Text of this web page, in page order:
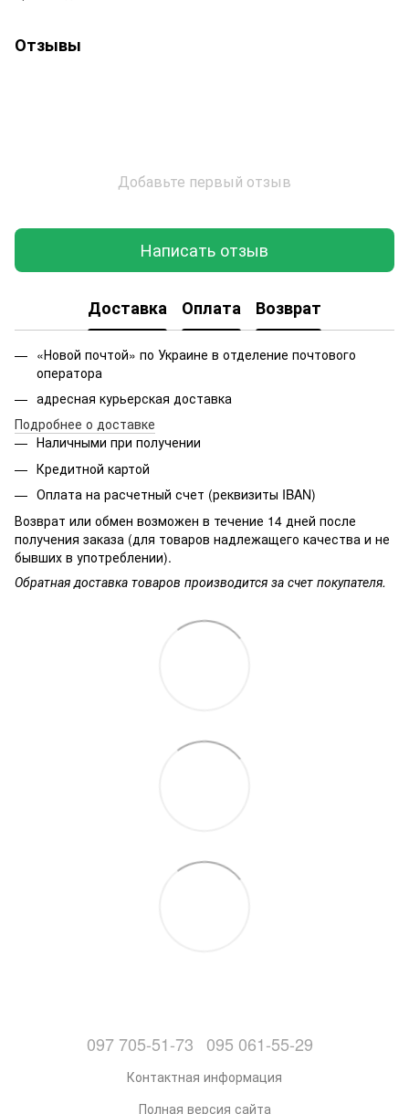
Отзывы
Добавьте первый отзыв
Написать отзыв
Доставка Оплата Возврат
«Новой почтой» по Украине в отделение почтового
оператора
адресная курьерская доставка
Подробнее о доставке
Наличными при получении
Кредитной картой
Оплата на расчетный счет (реквизиты IBAN)
Возврат или обмен возможен в течение 14 дней после
получения заказа (для товаров надлежащего качества и не
бывших в употреблении).
Обратная доставка товаров производится за счет покупателя.
097 705-51-73 095 061-55-29
Контактная информация
Полная версия сайта